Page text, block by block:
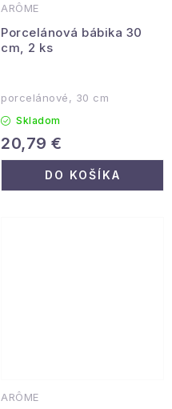
ARÔME
Porcelánová bábika 30
cm, 2 ks
porcelánové, 30 cm
Skladom
20,79 €
DO KOŠÍKA
ARÔME